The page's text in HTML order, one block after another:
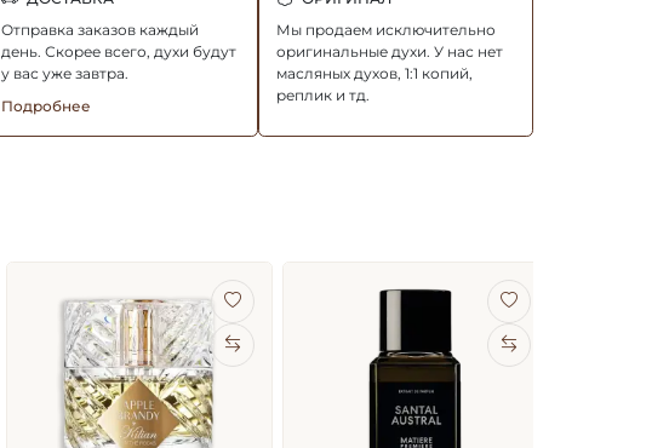
Отправка заказов каждый
день. Скорее всего, духи будут
у вас уже завтра.
Подробнее
Мы продаем исключительно
оригинальные духи. У нас нет
масляных духов, 1:1 копий,
реплик и тд.